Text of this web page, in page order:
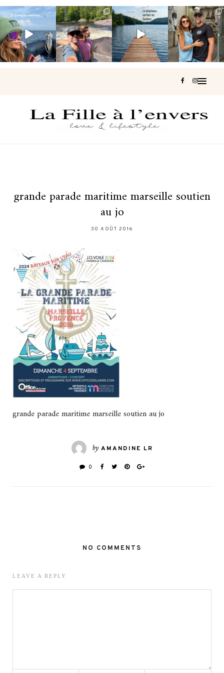
Voir une baleine
en photo, c’est
impressionnant
🐋...
Les Laurentides,
le Québec
version nature.
...
Et si je te disais
qu’il existe un
sentier où tu...
127 37
Montréal, une
très belle
surprise 🇨🇦
446
grande parade maritime marseille soutien
au jo
30 AOÛT 2016
grande parade maritime marseille soutien au jo
by AMANDINE LR
0
NO COMMENTS
LEAVE A REPLY